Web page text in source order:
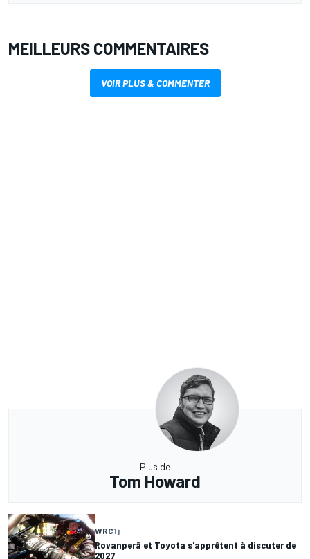
MEILLEURS COMMENTAIRES
VOIR PLUS & COMMENTER
Plus de
Tom Howard
WRC1 j
Rovanperä et Toyota s'apprêtent à discuter de
2027